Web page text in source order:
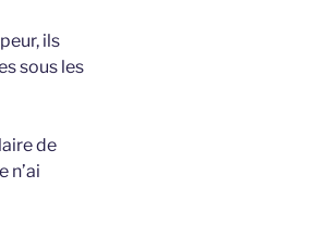
ils
sous les
de
n’ai